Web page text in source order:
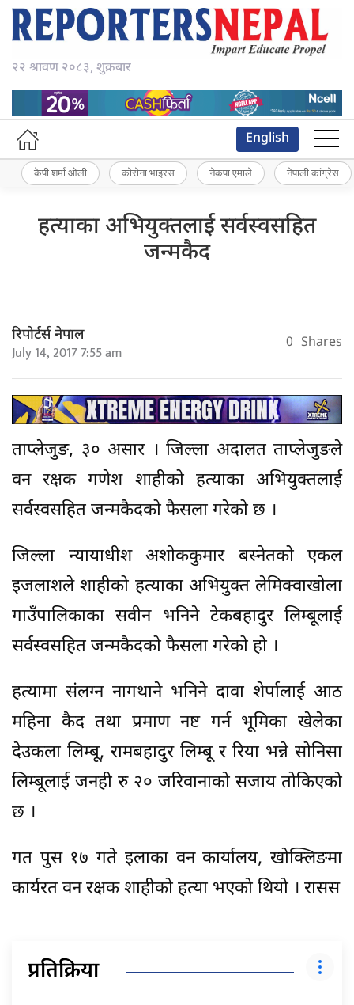
२२ श्रावण २०८३, शुक्रबार
English
केपी शर्मा ओली कोरोना भाइरस नेकपा एमाले नेपाली कांग्रेस
हत्याका अभियुक्तलाई सर्वस्वसहित
जन्मकैद
रिपोर्टर्स नेपाल
July 14, 2017 7:55 am 0 Shares
ताप्लेजुङ, ३० असार । जिल्ला अदालत ताप्लेजुङले
वन रक्षक गणेश शाहीको हत्याका अभियुक्तलाई
सर्वस्वसहित जन्मकैदको फैसला गरेको छ ।
जिल्ला न्यायाधीश अशोककुमार बस्नेतको एकल
इजलाशले शाहीको हत्याका अभियुक्त लेमिक्वाखोला
गाउँपालिकाका सवीन भनिने टेकबहादुर लिम्बूलाई
सर्वस्वसहित जन्मकैदको फैसला गरेको हो ।
हत्यामा संलग्न नागथाने भनिने दावा शेर्पालाई आठ
महिना कैद तथा प्रमाण नष्ट गर्न भूमिका खेलेका
देउकला लिम्बू, रामबहादुर लिम्बू र रिया भन्ने सोनिसा
लिम्बूलाई जनही रु २० जरिवानाको सजाय तोकिएको
छ ।
गत पुस १७ गते इलाका वन कार्यालय, खोक्लिङमा
कार्यरत वन रक्षक शाहीको हत्या भएको थियो । रासस
प्रतिक्रिया